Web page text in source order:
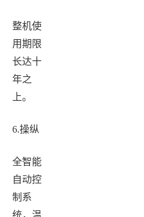
整机使
用期限
长达十
年之
上。
6.操纵
全智能
自动控
制系
统，温